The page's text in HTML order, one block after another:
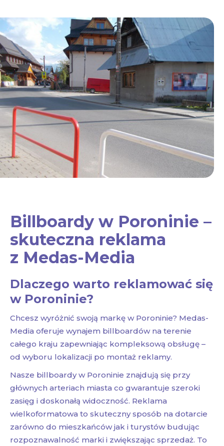
Billboardy w Poroninie –
skuteczna reklama
z Medas-Media
Dlaczego warto reklamować się
w Poroninie?
Chcesz wyróżnić swoją markę w Poroninie? Medas-
Media oferuje wynajem billboardów na terenie
całego kraju zapewniając kompleksową obsługę –
od wyboru lokalizacji po montaż reklamy.
Nasze billboardy w Poroninie znajdują się przy
głównych arteriach miasta co gwarantuje szeroki
zasięg i doskonałą widoczność. Reklama
wielkoformatowa to skuteczny sposób na dotarcie
zarówno do mieszkańców jak i turystów budując
rozpoznawalność marki i zwiększając sprzedaż. To